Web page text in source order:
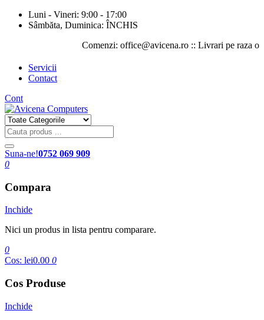
Luni - Vineri: 9:00 - 17:00
Sâmbăta, Duminica: ÎNCHIS
Comenzi: office@avicena.ro :: Livrari pe raza
Servicii
Contact
Cont
Suna-ne!0752 069 909
0
Compara
Inchide
Nici un produs in lista pentru comparare.
0
Cos: lei0.00 0
Cos Produse
Inchide